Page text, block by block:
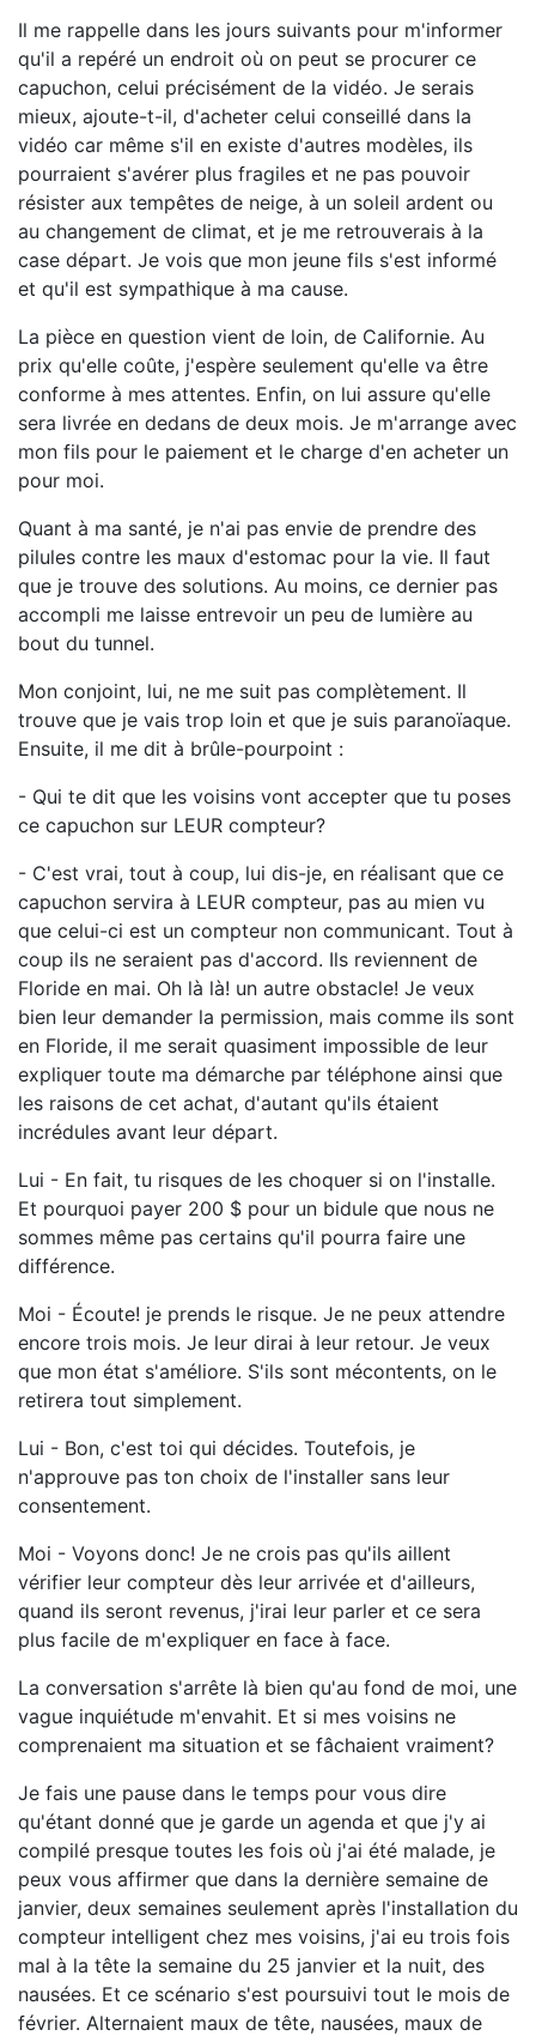
Il me rappelle dans les jours suivants pour m'informer
qu'il a repéré un endroit où on peut se procurer ce
capuchon, celui précisément de la vidéo. Je serais
mieux, ajoute-t-il, d'acheter celui conseillé dans la
vidéo car même s'il en existe d'autres modèles, ils
pourraient s'avérer plus fragiles et ne pas pouvoir
résister aux tempêtes de neige, à un soleil ardent ou
au changement de climat, et je me retrouverais à la
case départ. Je vois que mon jeune fils s'est informé
et qu'il est sympathique à ma cause.
La pièce en question vient de loin, de Californie. Au
prix qu'elle coûte, j'espère seulement qu'elle va être
conforme à mes attentes. Enfin, on lui assure qu'elle
sera livrée en dedans de deux mois. Je m'arrange avec
mon fils pour le paiement et le charge d'en acheter un
pour moi.
Quant à ma santé, je n'ai pas envie de prendre des
pilules contre les maux d'estomac pour la vie. Il faut
que je trouve des solutions. Au moins, ce dernier pas
accompli me laisse entrevoir un peu de lumière au
bout du tunnel.
Mon conjoint, lui, ne me suit pas complètement. Il
trouve que je vais trop loin et que je suis paranoïaque.
Ensuite, il me dit à brûle-pourpoint :
- Qui te dit que les voisins vont accepter que tu poses
ce capuchon sur LEUR compteur?
- C'est vrai, tout à coup, lui dis-je, en réalisant que ce
capuchon servira à LEUR compteur, pas au mien vu
que celui-ci est un compteur non communicant. Tout à
coup ils ne seraient pas d'accord. Ils reviennent de
Floride en mai. Oh là là! un autre obstacle! Je veux
bien leur demander la permission, mais comme ils sont
en Floride, il me serait quasiment impossible de leur
expliquer toute ma démarche par téléphone ainsi que
les raisons de cet achat, d'autant qu'ils étaient
incrédules avant leur départ.
Lui - En fait, tu risques de les choquer si on l'installe.
Et pourquoi payer 200 $ pour un bidule que nous ne
sommes même pas certains qu'il pourra faire une
différence.
Moi - Écoute! je prends le risque. Je ne peux attendre
encore trois mois. Je leur dirai à leur retour. Je veux
que mon état s'améliore. S'ils sont mécontents, on le
retirera tout simplement.
Lui - Bon, c'est toi qui décides. Toutefois, je
n'approuve pas ton choix de l'installer sans leur
consentement.
Moi - Voyons donc! Je ne crois pas qu'ils aillent
vérifier leur compteur dès leur arrivée et d'ailleurs,
quand ils seront revenus, j'irai leur parler et ce sera
plus facile de m'expliquer en face à face.
La conversation s'arrête là bien qu'au fond de moi, une
vague inquiétude m'envahit. Et si mes voisins ne
comprenaient ma situation et se fâchaient vraiment?
Je fais une pause dans le temps pour vous dire
qu'étant donné que je garde un agenda et que j'y ai
compilé presque toutes les fois où j'ai été malade, je
peux vous affirmer que dans la dernière semaine de
janvier, deux semaines seulement après l'installation du
compteur intelligent chez mes voisins, j'ai eu trois fois
mal à la tête la semaine du 25 janvier et la nuit, des
nausées. Et ce scénario s'est poursuivi tout le mois de
février. Alternaient maux de tête, nausées, maux de